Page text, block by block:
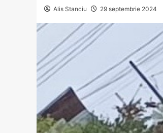
Alis Stanciu 29 septembrie 2024